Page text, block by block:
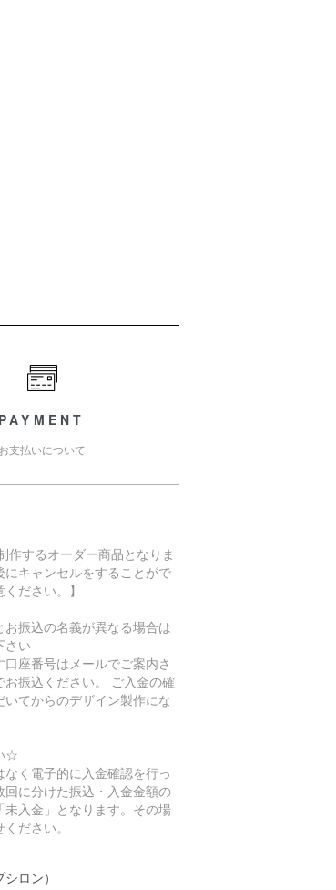
PAYMENT
お支払いについて
作するオーダー商品となりま
にキャンセルをすることがで
ださい。】
お振込の名義が異なる場合は
さい
座番号はメールでご案内さ
お振込ください。 ご入金の確
いてからのデザイン製作にな
☆
く電子的に入金確認を行っ
回に分けた振込・入金金額の
未入金」となります。その場
ださい。
ロン）